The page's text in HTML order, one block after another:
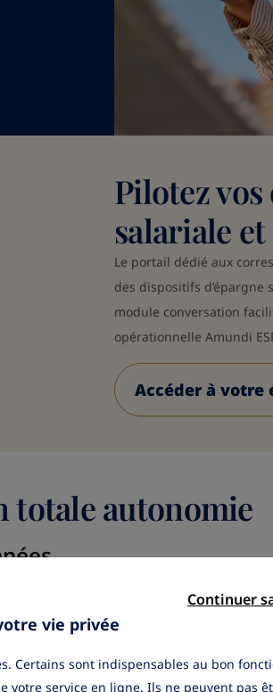
Pilotez
salariale
Le portail dédié aux
des dispositifs
module conversation
opérationnelle Amundi
Accéder à votre
totale autonomie
vie privée
Certains sont indispensables au bon
votre service en ligne. Ils ne peuvent pas
Continuer